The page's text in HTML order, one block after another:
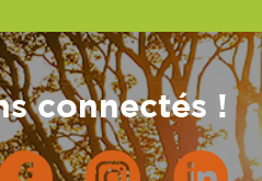
connectés !